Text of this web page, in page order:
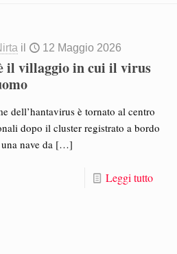
il 12 Maggio 2026
il villaggio in cui il virus
dell’hantavirus è tornato al centro
dopo il cluster registrato a bordo
nave da […]
Leggi tutto